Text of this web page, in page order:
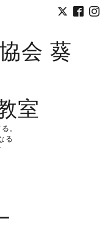
会 葵
室
。
る